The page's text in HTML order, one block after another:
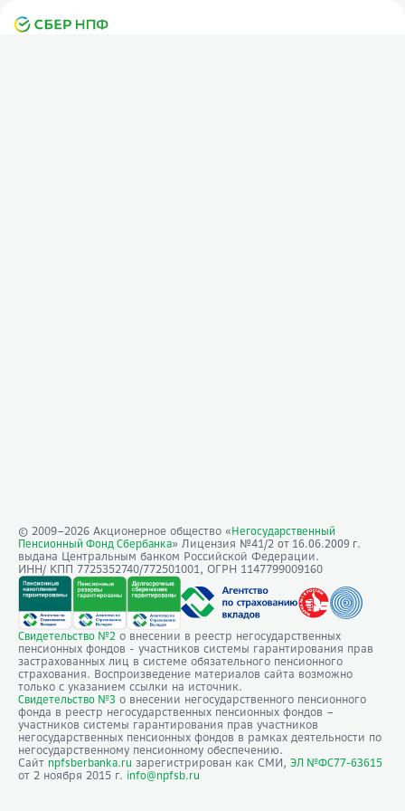
© 2009–2026 Акционерное общество « Негосударственный
Пенсионный Фонд Сбербанка» Лицензия №41/2 от 16.06.2009 г.
выдана Центральным банком Российской Федерации.
ИНН/ КПП 7725352740/772501001, ОГРН 1147799009160
Свидетельство №2 о внесении в реестр негосударственных
пенсионных фондов - участников системы гарантирования прав
застрахованных лиц в системе обязательного пенсионного
страхования. Воспроизведение материалов сайта возможно
только с указанием ссылки на источник.
Свидетельство №3 о внесении негосударственного пенсионного
фонда в реестр негосударственных пенсионных фондов –
участников системы гарантирования прав участников
негосударственных пенсионных фондов в рамках деятельности по
негосударственному пенсионному обеспечению.
Сайт npfsberbanka.ru зарегистрирован как СМИ, ЭЛ №ФС77-63615
от 2 ноября 2015 г. info@npfsb.ru